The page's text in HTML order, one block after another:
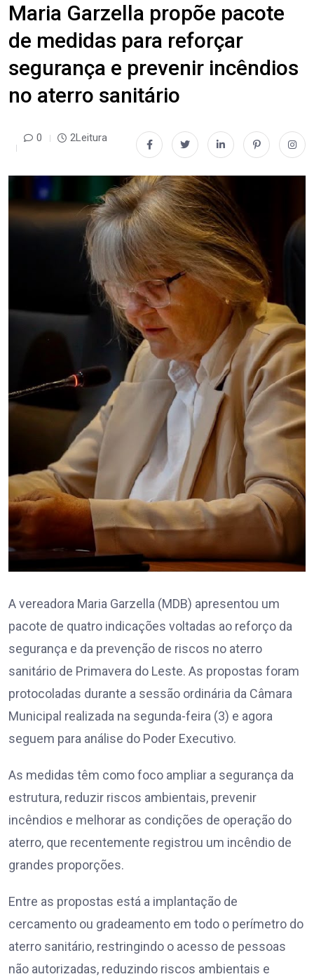
Maria Garzella propõe pacote
de medidas para reforçar
segurança e prevenir incêndios
no aterro sanitário
0 2Leitura
A vereadora Maria Garzella (MDB) apresentou um
pacote de quatro indicações voltadas ao reforço da
segurança e da prevenção de riscos no aterro
sanitário de Primavera do Leste. As propostas foram
protocoladas durante a sessão ordinária da Câmara
Municipal realizada na segunda-feira (3) e agora
seguem para análise do Poder Executivo.
As medidas têm como foco ampliar a segurança da
estrutura, reduzir riscos ambientais, prevenir
incêndios e melhorar as condições de operação do
aterro, que recentemente registrou um incêndio de
grandes proporções.
Entre as propostas está a implantação de
cercamento ou gradeamento em todo o perímetro do
aterro sanitário, restringindo o acesso de pessoas
não autorizadas, reduzindo riscos ambientais e